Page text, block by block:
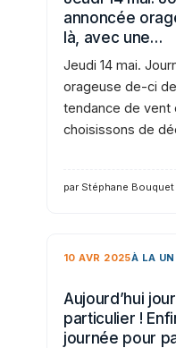
annoncée
là, avec une…
Jeudi 14 mai.
orageuse de-ci
tendance de vent
choisissons de
par Stéphane Bouquet
10 AVR 2025À LA
Aujourd’hui
particulier !
journée pour